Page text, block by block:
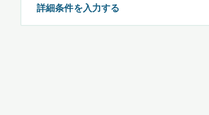
詳細条件を入力する